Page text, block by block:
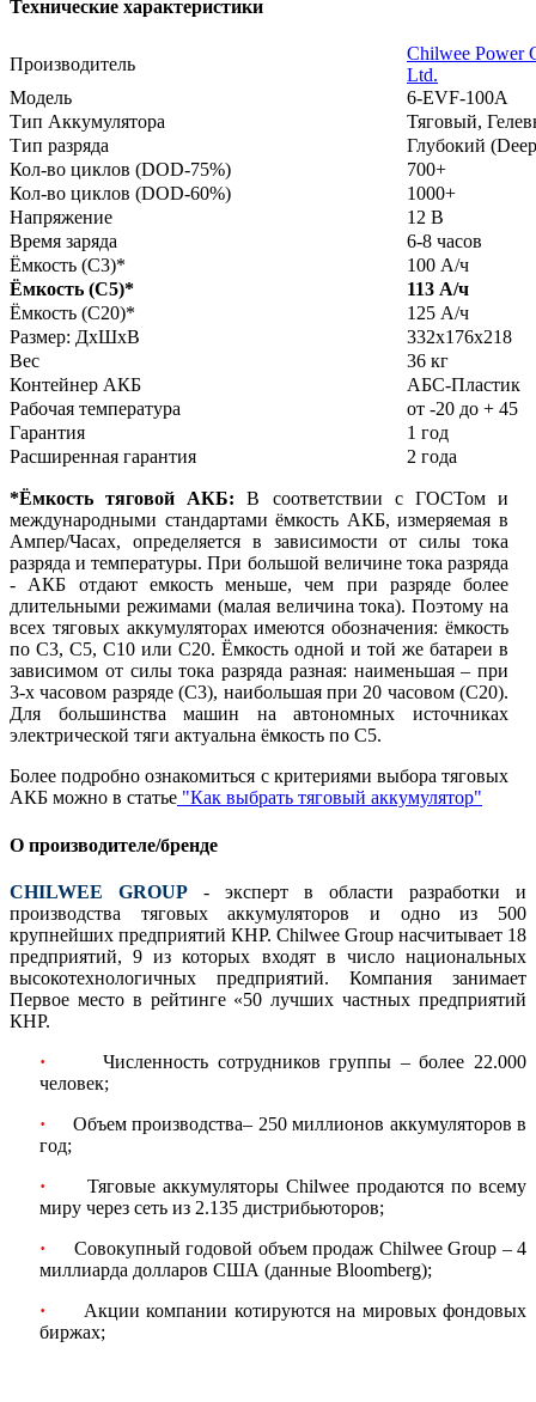
Технические характеристики
Производитель
Chilwee Power
Ltd.
Модель
6-ЕVF-100А
Тип Аккумулятора
Тяговый,
Тип разряда
Глубокий
Кол-во циклов (DOD-75%)
700+
Кол-во циклов (DOD-60%)
1000+
Напряжение
12 В
Время заряда
6-8 часов
Ёмкость (С3)*
100 А/ч
Ёмкость (С5)*
113 А/ч
Ёмкость (С20)*
125 А/ч
Размер: ДхШхВ
332х176х218
Вес
36 кг
Контейнер АКБ
АБС-Пластик
Рабочая температура
от -20 до + 45
Гарантия
1 год
Расширенная гарантия
2 года
*Ёмкость тяговой АКБ:В соответствии с ГОСТом и
международными стандартами ёмкость АКБ, измеряемая в
Ампер/Часах, определяется в зависимости от силы тока
разряда и температуры. При большой величине тока разряда
- АКБ отдают емкость меньше, чем при разряде более
длительными режимами (малая величина тока). Поэтому на
всех тяговых аккумуляторах имеются обозначения: ёмкость
по С3, С5, С10 или С20. Ёмкость одной и той же батареи в
зависимом от силы тока разряда разная: наименьшая – при
3-х часовом разряде (С3), наибольшая при 20 часовом (С20).
Для большинства машин на автономных источниках
электрической тяги актуальна ёмкость по С5.
Более подробно ознакомиться с критериями выбора тяговых
АКБ можно в статье "Как выбрать тяговый аккумулятор"
О производителе/бренде
CHILWEE GROUP - эксперт в области разработки и
производства тяговых аккумуляторов и одно из 500
крупнейших предприятий КНР. Chilwee Group насчитывает 18
предприятий, 9 из которых входят в число национальных
высокотехнологичных предприятий. Компания занимает
Первое место в рейтинге «50 лучших частных предприятий
КНР.
·
Численность сотрудников группы – более 22.000
человек;
·
Объем производства– 250 миллионов аккумуляторов в
год;
·
Тяговые аккумуляторы Chilwee продаются по всему
миру через сеть из 2.135 дистрибьюторов;
·
Совокупный годовой объем продаж Chilwee Group – 4
миллиарда долларов США (данные Bloomberg);
·
Акции компании котируются на мировых фондовых
биржах;